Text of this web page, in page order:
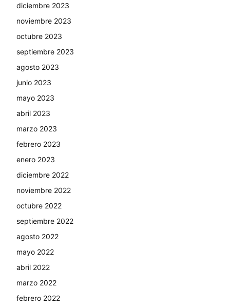
diciembre 2023
noviembre 2023
octubre 2023
septiembre 2023
agosto 2023
junio 2023
mayo 2023
abril 2023
marzo 2023
febrero 2023
enero 2023
diciembre 2022
noviembre 2022
octubre 2022
septiembre 2022
agosto 2022
mayo 2022
abril 2022
marzo 2022
febrero 2022